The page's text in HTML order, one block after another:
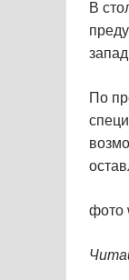
В
По
фото